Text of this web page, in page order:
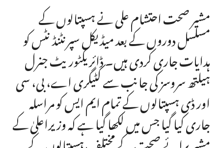
مشیر صحت احتشام علی نے ہسپتالوں کے
مسلسل دوروں کے بعد میڈیکل سپرنٹنڈنٹس کو
ہدایات جاری کردی ہیں۔ ڈائریکٹوریٹ جنرل
ہیلتھ سروسز کی جانب سے کٹیگری اے، بی، سی
اور ڈی ہسپتالوں کے تمام ایم ایس کو مراسلہ
جاری کیا گیا جس میں لکھا گیا ہے کہ وزیراعلیٰ کے